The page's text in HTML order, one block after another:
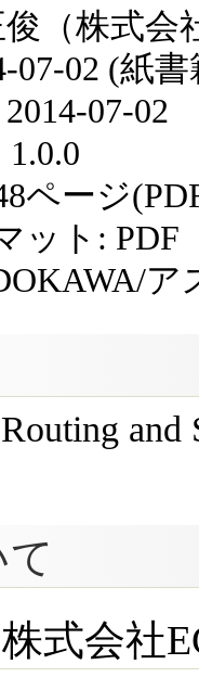
（株式会
07-02 (紙書
07-02
ページ
ット: PDF
式会社